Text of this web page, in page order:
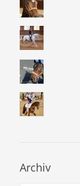
Archiv